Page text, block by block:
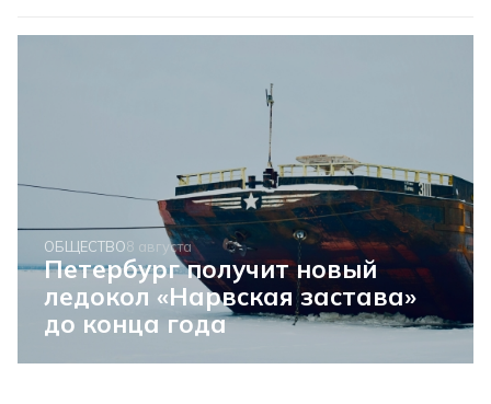
ОБЩЕСТВО8 августа
Петербург получит новый
ледокол «Нарвская застава»
до конца года